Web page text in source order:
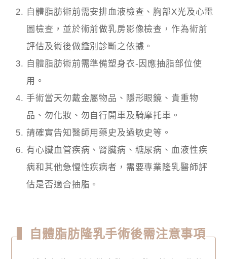
自體脂肪術前需安排血液檢查、胸部X光及心電
圖檢查，並於術前做乳房影像檢查，作為術前
評估及術後做鑑別診斷之依據。
自體脂肪術前需準備塑身衣-因應抽脂部位使
用。
手術當天勿戴金屬物品、隱形眼鏡、貴重物
品、勿化妝、勿自行開車及騎摩托車。
請確實告知醫師用藥史及過敏史等。
有心臟血管疾病、腎臟病、糖尿病、血液性疾
病和其他急慢性疾病者，需要專業 隆乳醫師評
估是否適合抽脂。
▍自體脂肪隆乳手術後需注意事項